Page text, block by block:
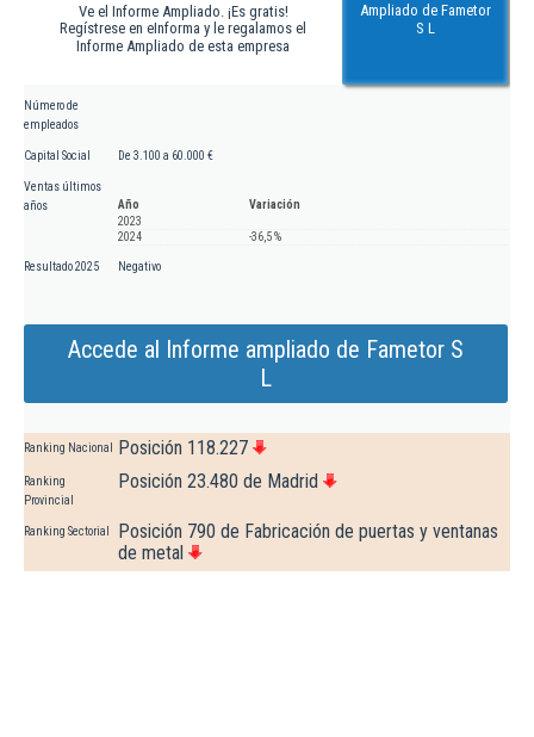
Ve el Informe Ampliado. ¡Es gratis!
Regístrese en eInforma y le regalamos el
Informe Ampliado de esta empresa
Ampliado de Fametor
S L
Número de
empleados
Capital Social De 3.100 a 60.000 €
Ventas últimos
años
Año
Variación
2023
2024
-36,5 %
Resultado 2025 Negativo
Accede al Informe ampliado de Fametor S
L
Ranking Nacional Posición 118.227
Ranking
Provincial
Posición 23.480 de Madrid
Ranking Sectorial
Posición 790 de Fabricación de puertas y ventanas
de metal